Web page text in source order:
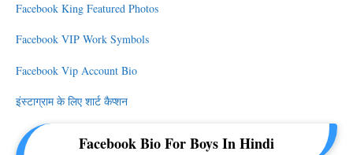
Facebook King Featured Photos
Facebook VIP Work Symbols
Facebook Vip Account Bio
इंस्टाग्राम के लिए शार्ट कैप्शन
Facebook Bio For Boys In Hindi